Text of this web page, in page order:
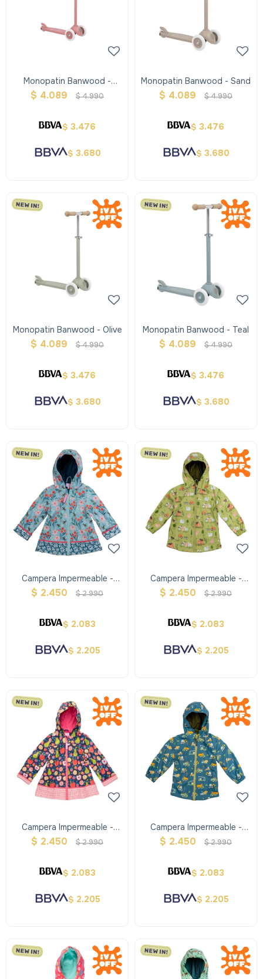
Monopatin Banwood -
Raspberry
$ 4.089 $4.990
$ 3.476
$ 3.680
Monopatin Banwood - Sand
$ 4.089 $4.990
$ 3.476
$ 3.680
Monopatin Banwood - Olive
$ 4.089 $4.990
$ 3.476
$ 3.680
Monopatin Banwood - Teal
$ 4.089 $4.990
$ 3.476
$ 3.680
Campera Impermeable -
Flores - Stephen Joseph
$ 2.450 $2.990
$ 2.083
$ 2.205
Campera Impermeable -
Granja - Stephen Joseph
$ 2.450 $2.990
$ 2.083
$ 2.205
Campera Impermeable -
Frutas - Stephen Joseph
$ 2.450 $2.990
$ 2.083
$ 2.205
Campera Impermeable -
Construcción - Stephen
$ 2.450 $2.990
$ 2.083
$ 2.205